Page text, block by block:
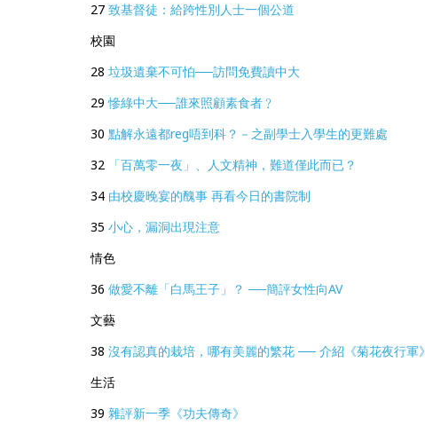
27 致基督徒：給跨性別人士一個公道
校園
28 垃圾遺棄不可怕──訪問免費讀中大
29慘綠中大──誰來照顧素食者﹖
30 點解永遠都reg唔到科？－之副學士入學生的更難處
32
「百萬零一夜」、人文精神，難道僅此而已？
34 由校慶晚宴的醜事 再看今日的書院制
35 小心，漏洞出現注意
情色
36 做愛不離「白馬王子」？ ──簡評女性向AV
文藝
38 沒有認真的栽培，哪有美麗的繁花 ── 介紹《菊花夜行軍》
生活
39 雜評新一季《功夫傳奇》